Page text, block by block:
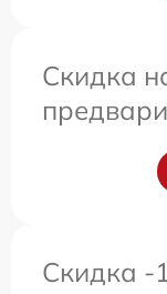
Скидка
Скидка -